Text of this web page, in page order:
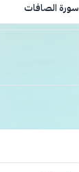
سورة الصافات